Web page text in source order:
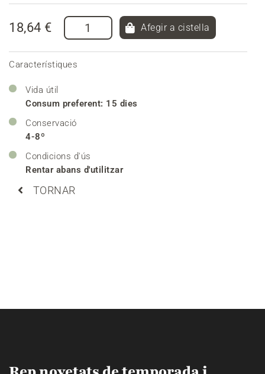
18,64 € Afegir a cistella
Característiques
Vida útil
Consum preferent: 15 dies
Conservació
4-8º
Condicions d'ús
Rentar abans d'utilitzar
TORNAR